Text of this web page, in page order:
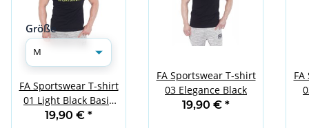
Größe
FA Sportswear T-shirt
01 Light Black Basic
M
19,90 € *
FA Sportswear T-shirt
03 Elegance Black
19,90 € *